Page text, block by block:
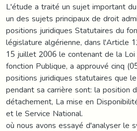
L'étude a traité un sujet important
un des sujets principaux de droit
positions juridiques Statutaires du
législature algérienne, dans l'Article
15 juillet 2006 le contenant de la
fonction Publique, a approuvé cinq
positions juridiques statutaires que
pendant sa carrière sont: la position
détachement, La mise en
et le Service National.
où nous avons essayé d'analyser le